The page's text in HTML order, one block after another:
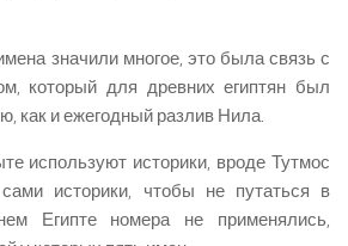
значили многое, это была связь с
который для древних египтян был
как и ежегодный разлив Нила.
используют историки, вроде Тутмос
историки, чтобы не путаться в
Египте номера не применялись,